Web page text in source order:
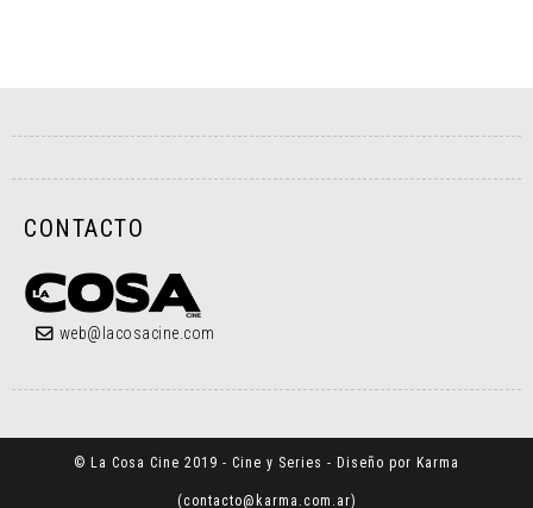
CONTACTO
web@lacosacine.com
© La Cosa Cine 2019 - Cine y Series - Diseño por Karma
(contacto@karma.com.ar)